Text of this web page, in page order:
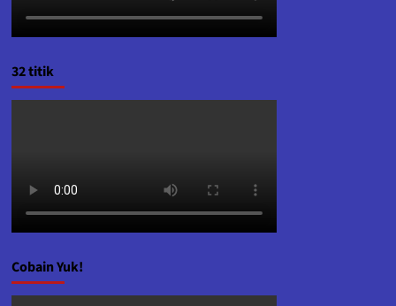
32 titik
Cobain Yuk!